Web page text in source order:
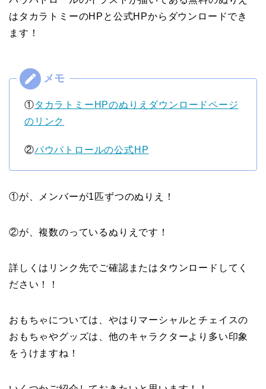
はタカラトミーのHPと公式HPからダウンロードでき
ます！
①タカラトミーHPのぬりえダウンロードページ
のリンク
②パウパトロールの公式HP
①が、メンバーが1匹ずつのぬりえ！
②が、複数のっているぬりえです！
詳しくはリンク先でご確認またはタウンロードしてく
ださい！！
おもちゃについては、やはりマーシャルとチェイスの
おもちゃやグッズは、他のキャラクターより多い印象
をうけますね！